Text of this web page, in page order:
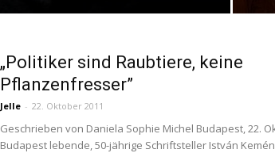
HU
„Politiker sind Raubtiere, keine
Pflanzenfresser”
Jelle - 22. Oktober 2011
Geschrieben von Daniela Sophie Michel Budapest, 22.
Budapest lebende, 50-jährige Schriftsteller István